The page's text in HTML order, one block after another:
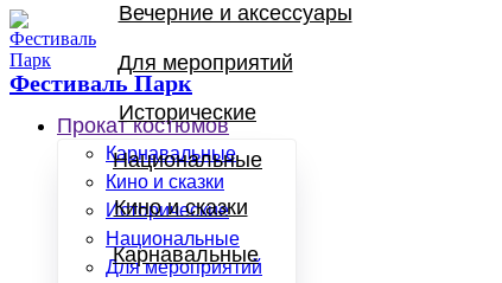
Фестиваль Парк
Прокат костюмов
Карнавальные
Кино и сказки
Исторические
Национальные
Для мероприятий
Вечерние и аксессуары
Для мероприятий
Исторические
Национальные
Кино и сказки
Карнавальные